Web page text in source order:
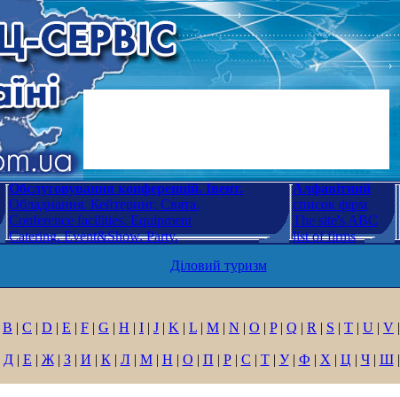
Обслуговування конференцій. Івент.
Обладнання. Кейтеринг. Свята.
Conference facilities. Equipment
Catering. Event&Show. Party.
Алфавітний
список фірм
The site's ABC
list of firms
Діловий туризм
B | C | D | E | F | G | H | I | J | K | L | M | N | O | P| Q | R | S | T | U | V |
Д| Е | Ж| З| И | К| Л| М| Н | О | П | Р| С | Т| У| Ф | Х | Ц | Ч| Ш|